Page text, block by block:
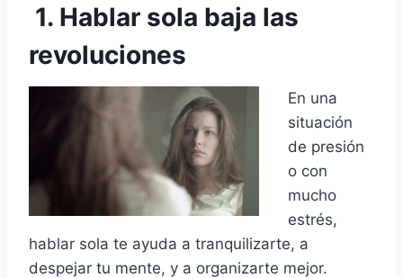
1. Hablar sola baja las
revoluciones
En una
situación
de presión
o con
mucho
estrés,
hablar sola te ayuda a tranquilizarte, a
despejar tu mente, y a organizarte mejor.